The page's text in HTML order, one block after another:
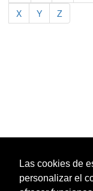
Las cookies de
personalizar el
X
Y Z